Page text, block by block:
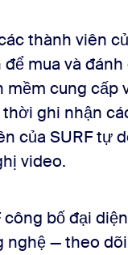
thành viên
mua và
mềm cung cấp
ghi nhận
của SURF tự
video.
công bố đại
nghệ — theo